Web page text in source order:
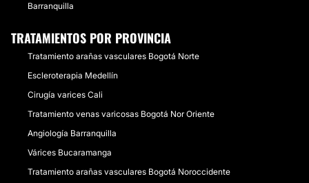
Barranquilla
TRATAMIENTOS POR PROVINCIA
Tratamiento arañas vasculares Bogotá Norte
Escleroterapia Medellín
Cirugía varices Cali
Tratamiento venas varicosas Bogotá Nor Oriente
Angiología Barranquilla
Várices Bucaramanga
Tratamiento arañas vasculares Bogotá Noroccidente